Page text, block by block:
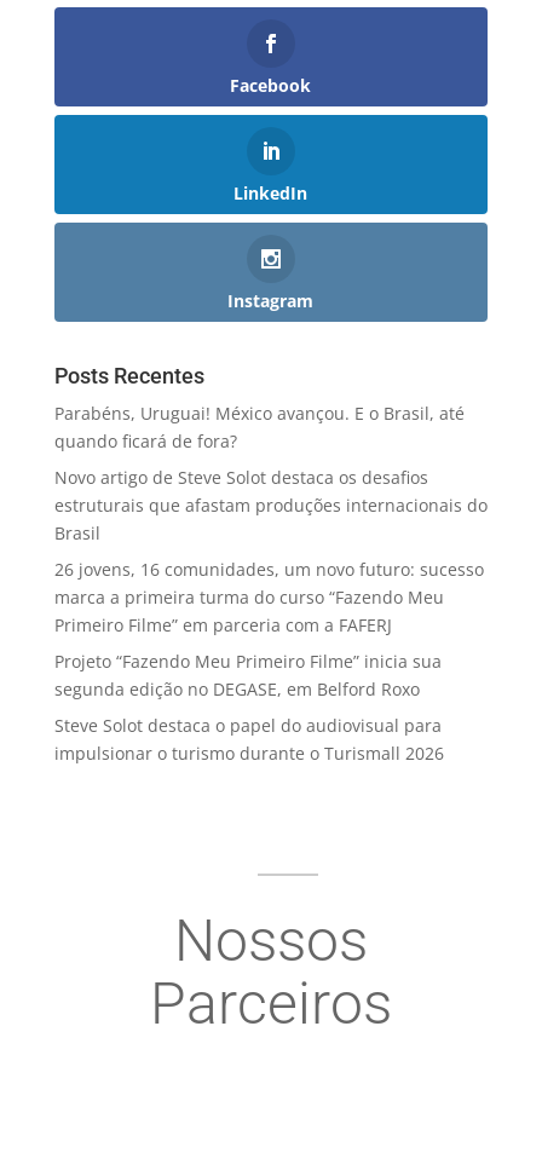
Facebook
LinkedIn
Instagram
Posts Recentes
Parabéns, Uruguai! México avançou. E o Brasil, até
quando ficará de fora?
Novo artigo de Steve Solot destaca os desafios
estruturais que afastam produções internacionais do
Brasil
26 jovens, 16 comunidades, um novo futuro: sucesso
marca a primeira turma do curso “Fazendo Meu
Primeiro Filme” em parceria com a FAFERJ
Projeto “Fazendo Meu Primeiro Filme” inicia sua
segunda edição no DEGASE, em Belford Roxo
Steve Solot destaca o papel do audiovisual para
impulsionar o turismo durante o Turismall 2026
Nossos
Parceiros